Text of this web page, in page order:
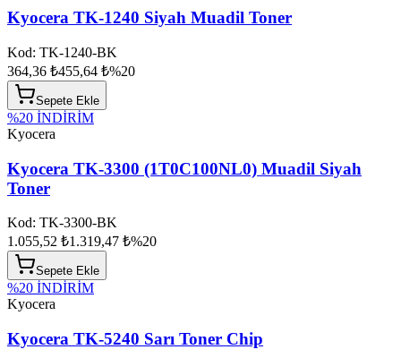
Kyocera TK-1240 Siyah Muadil Toner
Kod: TK-1240-BK
364,36 ₺455,64 ₺%20
Sepete Ekle
%20 İNDİRİM
Kyocera
Kyocera TK-3300 (1T0C100NL0) Muadil Siyah
Toner
Kod: TK-3300-BK
1.055,52 ₺1.319,47 ₺%20
Sepete Ekle
%20 İNDİRİM
Kyocera
Kyocera TK-5240 Sarı Toner Chip